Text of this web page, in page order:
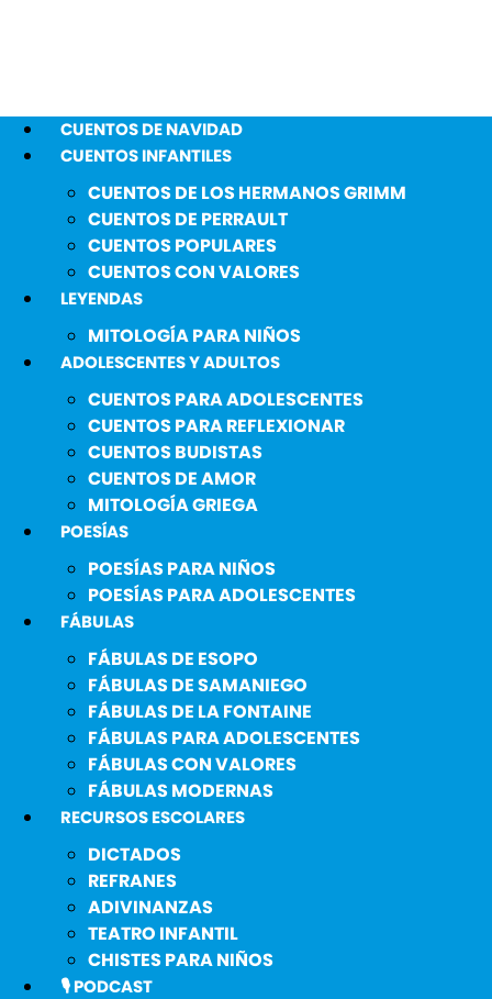
CUENTOS DE NAVIDAD
CUENTOS INFANTILES
CUENTOS DE LOS HERMANOS GRIMM
CUENTOS DE PERRAULT
CUENTOS POPULARES
CUENTOS CON VALORES
LEYENDAS
MITOLOGÍA PARA NIÑOS
ADOLESCENTES Y ADULTOS
CUENTOS PARA ADOLESCENTES
CUENTOS PARA REFLEXIONAR
CUENTOS BUDISTAS
CUENTOS DE AMOR
MITOLOGÍA GRIEGA
POESÍAS
POESÍAS PARA NIÑOS
POESÍAS PARA ADOLESCENTES
FÁBULAS
FÁBULAS DE ESOPO
FÁBULAS DE SAMANIEGO
FÁBULAS DE LA FONTAINE
FÁBULAS PARA ADOLESCENTES
FÁBULAS CON VALORES
FÁBULAS MODERNAS
RECURSOS ESCOLARES
DICTADOS
REFRANES
ADIVINANZAS
TEATRO INFANTIL
CHISTES PARA NIÑOS
🎙️ PODCAST